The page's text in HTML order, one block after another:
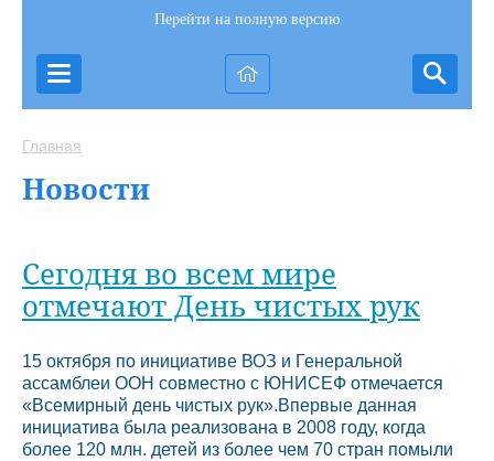
Перейти на полную версию
Главная
Новости
Сегодня во всем мире
отмечают День чистых рук
15 октября по инициативе ВОЗ и Генеральной
ассамблеи ООН совместно с ЮНИСЕФ отмечается
«Всемирный день чистых рук».Впервые данная
инициатива была реализована в 2008 году, когда
более 120 млн. детей из более чем 70 стран помыли